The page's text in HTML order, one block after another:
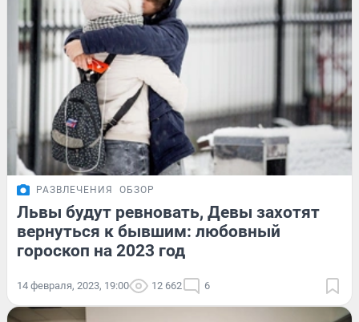
РАЗВЛЕЧЕНИЯ ОБЗОР
Львы будут ревновать, Девы захотят
вернуться к бывшим: любовный
гороскоп на 2023 год
14 февраля, 2023, 19:00 12 662 6